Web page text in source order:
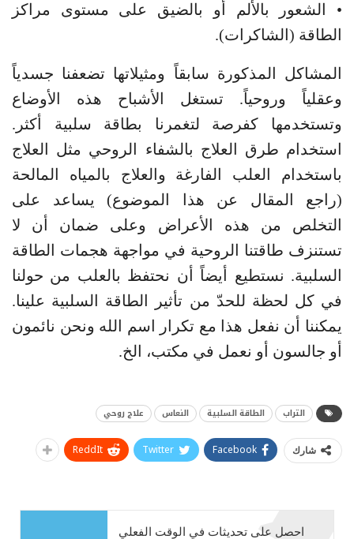
• الشعور بالألم أو بالضيق على مستوى مراكز
الطاقة (الشاكرات).
المشاكل المذكورة سابقاً ومثيلاتها تضعفنا جسدياً
وعقلياً وروحياً. تستغل الأشباح هذه الأوضاع
وتستخدمها كفرصة لتغمرنا بطاقة سلبية أكثر.
استخدام طرق العلاج بالشفاء الروحي مثل العلاج
باستخدام العلب الفارغة والعلاج بالمياه المالحة
(راجع المقال عن هذا الموضوع) يساعد على
التخلص من هذه الأعراض وعلى ضمان أن لا
تستنزف طاقتنا الروحية في مواجهة هجمات الطاقة
السلبية. نستطيع أيضاً أن نحتفظ بالعلب من حولنا
في كل لحظة للحدّ من تأثير الطاقة السلبية علينا.
يمكننا أن نفعل هذا مع تكرار اسم الله ونحن نائمون
أو جالسون أو نعمل في مكتب، الخ.
التراب الطاقة السلبية النعاس علاج روحي
شارك Facebook
Twitter
ReddIt
احصل على تحديثات في الوقت الفعلي